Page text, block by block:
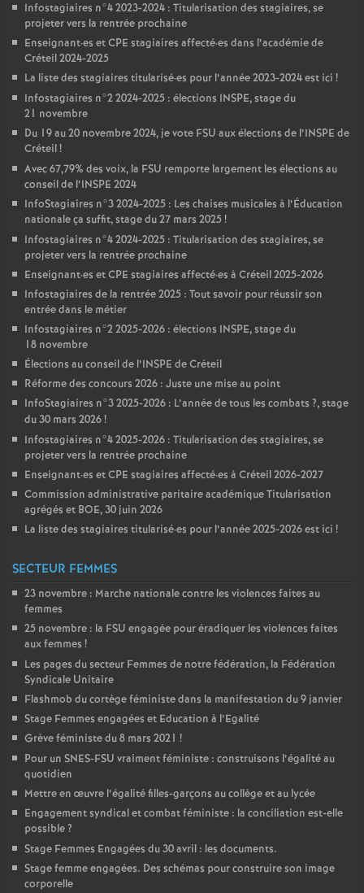
Infostagiaires n°4 2023-2024 : Titularisation des stagiaires, se
projeter vers la rentrée prochaine
Enseignant·es etCPE stagiaires affecté·es dans l’académie de
Créteil 2024-2025
La liste des stagiaires titularisé·es pour l’année 2023-2024 est ici !
Infostagiaires n°2 2024-2025 : élections INSPE, stage du
21 novembre
Du 19 au 20 novembre 2024, je vote FSU aux élections de l’INSPE de
Créteil!
Avec 67,79% des voix, la FSU remporte largement les élections au
conseil de l’INSPE 2024
InfoStagiaires n°3 2024-2025 : Les chaises musicales à l’Éducation
nationale ça suffit, stage du 27 mars 2025!
Infostagiaires n°4 2024-2025 : Titularisation des stagiaires, se
projeter vers la rentrée prochaine
Enseignant·es etCPE stagiaires affecté·es à Créteil 2025-2026
Infostagiaires de la rentrée 2025 : Tout savoir pour réussir son
entrée dans le métier
Infostagiaires n°2 2025-2026 : élections INSPE, stage du
18 novembre
Élections au conseil de l’INSPE de Créteil
Réforme des concours 2026 : Juste une mise au point
InfoStagiaires n°3 2025-2026 : L’année de tous les combats ?, stage
du 30 mars 2026!
Infostagiaires n°4 2025-2026 : Titularisation des stagiaires, se
projeter vers la rentrée prochaine
Enseignant·es etCPE stagiaires affecté·es à Créteil 2026-2027
Commission administrative paritaire académique Titularisation
agrégés et BOE, 30 juin 2026
La liste des stagiaires titularisé·es pour l’année 2025-2026 est ici !
SECTEUR FEMMES
23 novembre : Marche nationale contre les violences faites au
femmes
25 novembre : la FSU engagée pour éradiquer les violences faites
aux femmes !
Les pages du secteur Femmes de notre fédération, la Fédération
Syndicale Unitaire
Flashmob du cortège féministe dans la manifestation du 9 janvier
Stage Femmes engagées et Education à l’Egalité
Grève féministe du 8 mars 2021 !
Pour un SNES-FSU vraiment féministe : construisons l’égalité au
quotidien
Mettre en œuvre l’égalité filles-garçons au collège et au lycée
Engagement syndical et combat féministe : la conciliation est-elle
possible?
Stage Femmes Engagées du 30 avril : les documents.
Stage femme engagées. Des schémas pour construire son image
corporelle